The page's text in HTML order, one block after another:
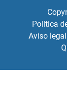
Política
Aviso